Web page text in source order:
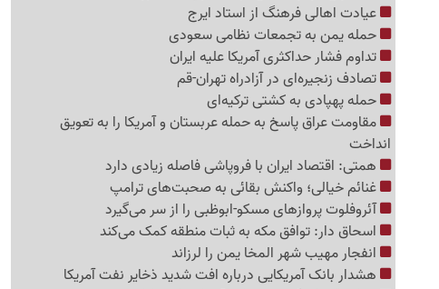
عیادت اهالی فرهنگ از استاد ایرج
حمله یمن به تجمعات نظامی سعودی
تداوم فشار حداکثری آمریکا علیه ایران
تصادف زنجیره‌ای در آزادراه تهران-قم
حمله پهپادی به کشتی ترکیه‌ای
مقاومت عراق پاسخ به حمله عربستان و آمریکا را به تعویق
انداخت
همتی: اقتصاد ایران با فروپاشی فاصله زیادی دارد
غنائم خیالی؛ واکنش بقائی به صحبت‌های ترامپ
آئروفلوت پروازهای مسکو-ابوظبی را از سر می‌گیرد
اسحاق دار: توافق مکه به ثبات منطقه کمک می‌کند
انفجار مهیب شهر المخا یمن را لرزاند
هشدار بانک آمریکایی درباره افت شدید ذخایر نفت آمریکا